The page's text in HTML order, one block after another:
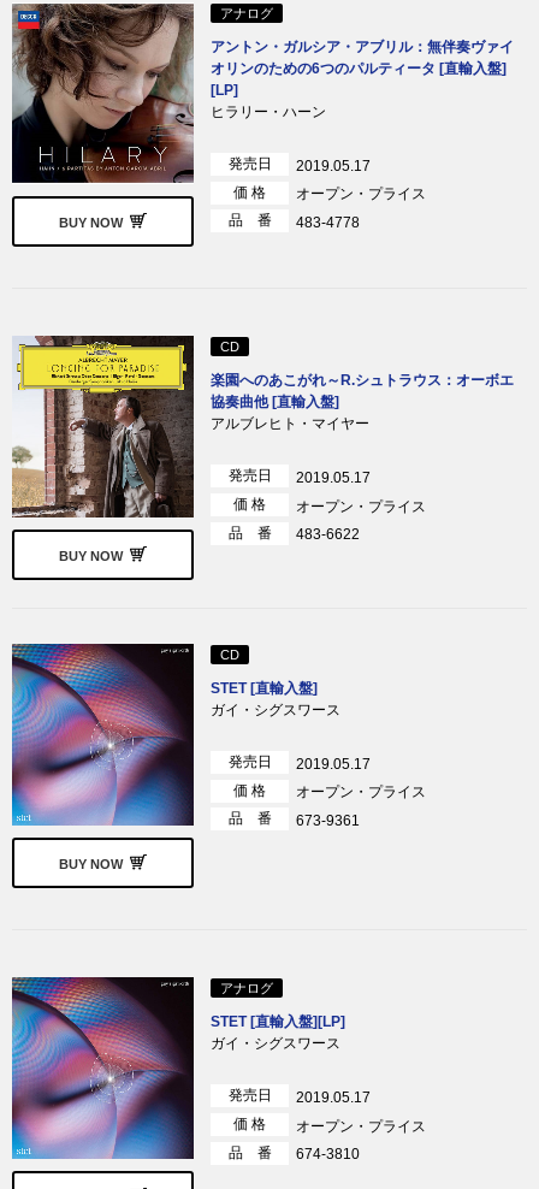
BUY NOW
アナログ
アントン・ガルシア・アブリル：無伴奏ヴァイ
オリンのための6つのパルティータ [直輸入盤]
[LP]
ヒラリー・ハーン
発売日
2019.05.17
価 格
オープン・プライス
品 番
483-4778
BUY NOW
CD
楽園へのあこがれ～R.シュトラウス：オーボエ
協奏曲他 [直輸入盤]
アルブレヒト・マイヤー
発売日
2019.05.17
価 格
オープン・プライス
品 番
483-6622
BUY NOW
CD
STET [直輸入盤]
ガイ・シグスワース
発売日
2019.05.17
価 格
オープン・プライス
品 番
673-9361
アナログ
STET [直輸入盤][LP]
ガイ・シグスワース
発売日
2019.05.17
価 格
オープン・プライス
品 番
674-3810